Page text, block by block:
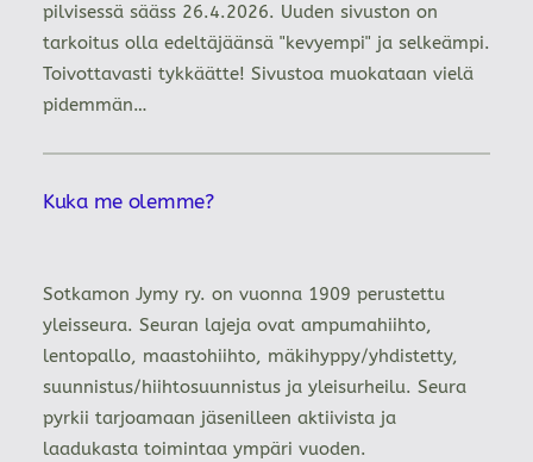
pilvisessä sääss 26.4.2026. Uuden sivuston on
tarkoitus olla edeltäjäänsä "kevyempi" ja selkeämpi.
Toivottavasti tykkäätte! Sivustoa muokataan vielä
pidemmän…
Kuka me olemme?
Sotkamon Jymy ry. on vuonna 1909 perustettu
yleisseura. Seuran lajeja ovat ampumahiihto,
lentopallo, maastohiihto, mäkihyppy/yhdistetty,
suunnistus/hiihtosuunnistus ja yleisurheilu. Seura
pyrkii tarjoamaan jäsenilleen aktiivista ja
laadukasta toimintaa ympäri vuoden.